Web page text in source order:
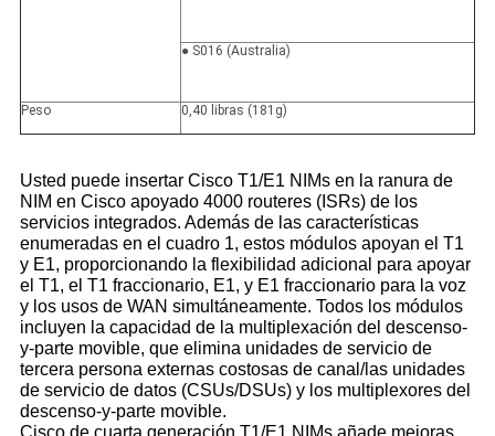
● S016 (Australia)
Peso 0,40 libras (181g)
Usted puede insertar Cisco T1/E1 NIMs en la ranura de
NIM en Cisco apoyado 4000 routeres (ISRs) de los
servicios integrados. Además de las características
enumeradas en el cuadro 1, estos módulos apoyan el T1
y E1, proporcionando la flexibilidad adicional para apoyar
el T1, el T1 fraccionario, E1, y E1 fraccionario para la voz
y los usos de WAN simultáneamente. Todos los módulos
incluyen la capacidad de la multiplexación del descenso-
y-parte movible, que elimina unidades de servicio de
tercera persona externas costosas de canal/las unidades
de servicio de datos (CSUs/DSUs) y los multiplexores del
descenso-y-parte movible.
Cisco de cuarta generación T1/E1 NIMs añade mejoras